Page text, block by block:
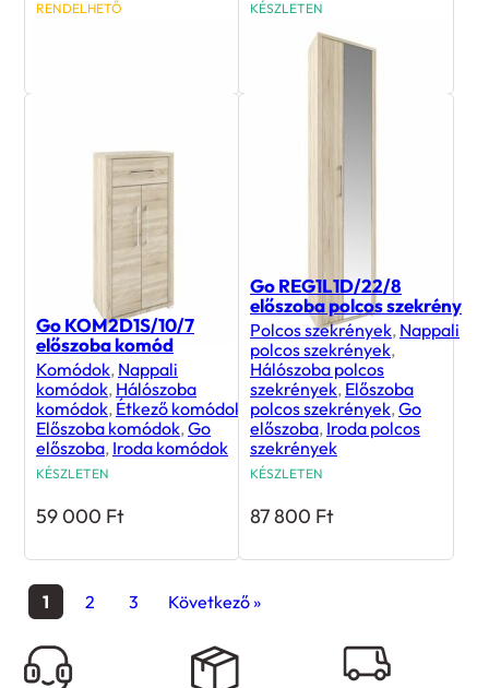
RENDELHETŐ KÉSZLETEN
31 800
Go KOM2D1S/10/7
előszoba komód
Komódok, Nappali
komódok, Hálószoba
komódok, Étkező komódok
Előszoba komódok,Go
előszoba, Iroda komódok
KÉSZLETEN
59 000 Ft
Go REG1L1D/22/8
előszoba polcos szekrény
Polcos szekrények, Nappali
polcos szekrények,
Hálószoba polcos
szekrények, Előszoba
polcos szekrények,Go
előszoba, Iroda polcos
szekrények
KÉSZLETEN
87 800 Ft
1 2 3 Következő »